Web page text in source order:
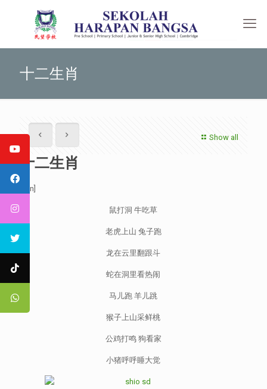
十二生肖
Show all
十二生肖
[:en]
鼠打洞 牛吃草
老虎上山 兔子跑
龙在云里翻跟斗
蛇在洞里看热闹
马儿跑 羊儿跳
猴子上山采鲜桃
公鸡打鸣 狗看家
小猪呼呼睡大觉